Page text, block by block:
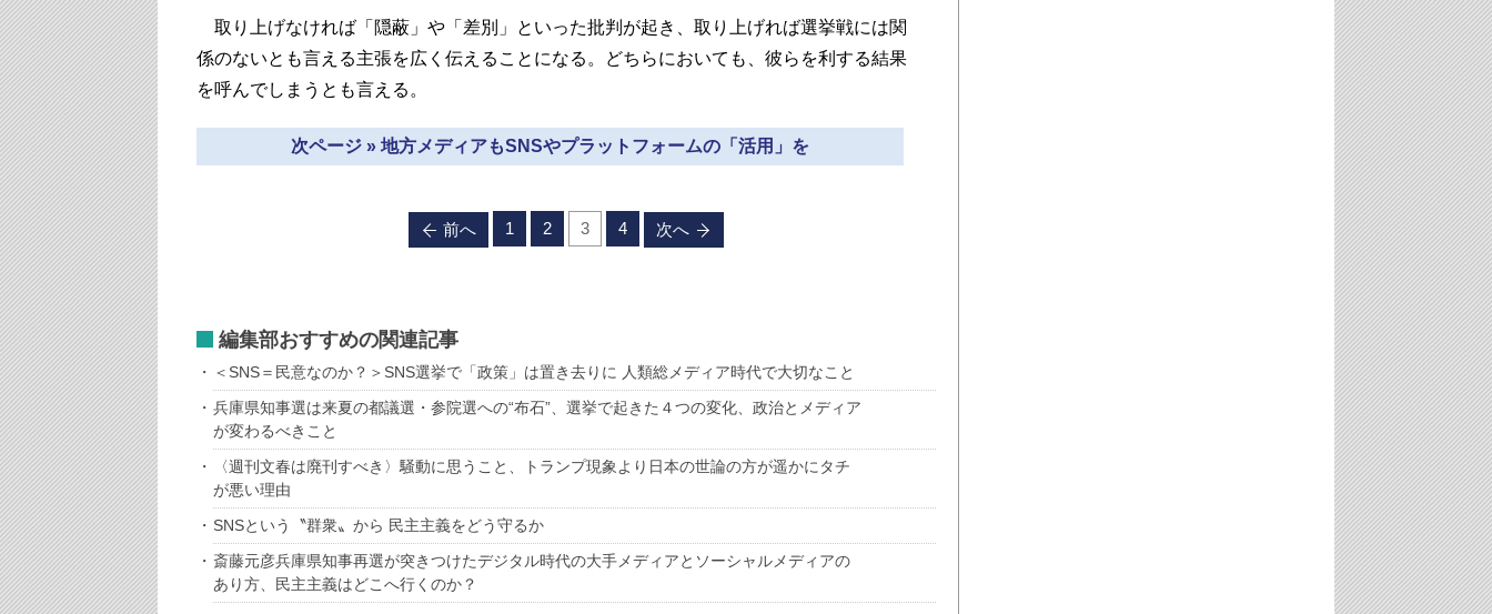
取り上げなければ「隠蔽」や「差別」といった批判が起き、取り上げれば選挙戦には関
係のないとも言える主張を広く伝えることになる。どちらにおいても、彼らを利する結果
を呼んでしまうとも言える。
次ページ » 地方メディアもSNSやプラットフォームの「活用」を
前へ 1 2 3 4 次へ
編集部おすすめの関連記事
＜SNS＝民意なのか？＞SNS選挙で「政策」は置き去りに 人類総メディア時代で大切なこと
兵庫県知事選は来夏の都議選・参院選への“布石”、選挙で起きた４つの変化、政治とメディア
が変わるべきこと
〈週刊文春は廃刊すべき〉騒動に思うこと、トランプ現象より日本の世論の方が遥かにタチ
が悪い理由
SNSという〝群衆〟から 民主主義をどう守るか
斎藤元彦兵庫県知事再選が突きつけたデジタル時代の大手メディアとソーシャルメディアの
あり方、民主主義はどこへ行くのか？